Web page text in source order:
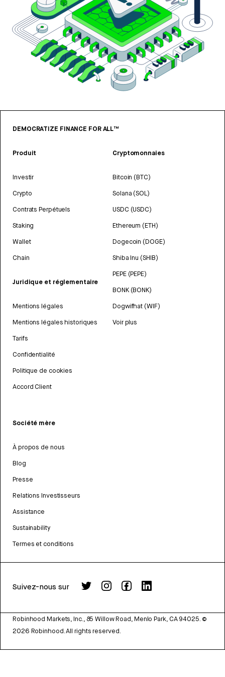
DEMOCRATIZE FINANCE FOR ALL™
Produit
Investir
Crypto
Contrats Perpétuels
Staking
Wallet
Chain
Juridique et réglementaire
Mentions légales
Mentions légales historiques
Tarifs
Confidentialité
Politique de cookies
Accord Client
Cryptomonnaies
Bitcoin (BTC)
Solana (SOL)
USDC (USDC)
Ethereum (ETH)
Dogecoin (DOGE)
Shiba Inu (SHIB)
PEPE (PEPE)
BONK (BONK)
Dogwifhat (WIF)
Voir plus
Société mère
À propos de nous
Blog
Presse
Relations Investisseurs
Assistance
Sustainability
Termes et conditions
Suivez-nous sur
Robinhood Markets, Inc., 85 Willow Road, Menlo Park, CA 94025. ©
2026 Robinhood. All rights reserved.